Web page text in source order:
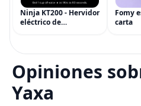
Ninja KT200 - Hervidor
eléctrico de
ajuste de temperatura
de Acero
Fomy
carta
Opiniones
Yaxa